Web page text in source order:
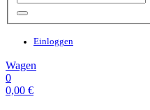
Einloggen
Wagen
0
0,00 €